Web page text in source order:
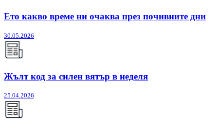
Ето какво време ни очаква през почивните дни
30.05.2026
Жълт код за силен вятър в неделя
25.04.2026